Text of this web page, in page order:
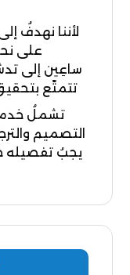
لأننا نهدفُ
على
ساعِين إلى
تتمتّع
تشملُ
التصميم
يجبُ تفصيله